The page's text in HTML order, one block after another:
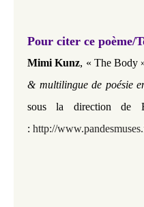
Pour citer ce poème/
Mimi Kunz, « The Body
& multilingue de poésie
sous la direction de
: http://